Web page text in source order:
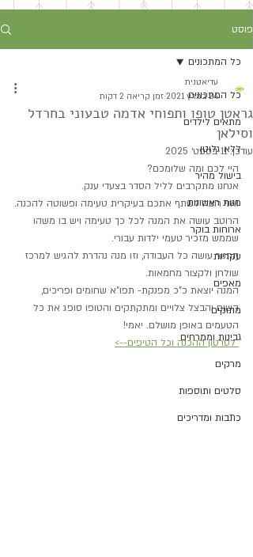
פוסט
כל המתכונים
מתאים לילדים
ללא גלוטן
בישול מהיר
מנות ראשונות
ארוחות בוקר
עקריות
מאפים
מתוקים
גבינות וממרחים
מרקים
סלטים ותוספות
כתבות ומדריכים
כל המתכונים
גראטן טופו ותפוחי אדמה טבעוני בחרדל
וסילאן
עדיאטנית
24 במרץ 2021
זמן קריאה 2 דקות
עודכן:11 בספט׳ 2025
היי לכם ומה שלומכם?
אנחנו מתקרבים לליל הסדר בצעדי ענק.
ואני רוצה לשתף אתכם בעיקרית טעימה ופשוטה להכנה.
הרוטב עושה את המנה לכל כך טעימה ויש בו משהו
שממש מזכיר טעמי ילדות עבורי.
התנור עושה כל העבודה, וזו מנה נהדרת להגיש למרכז
שולחן ולקצור מחמאות.
המנה יוצאת כ"כ מפנקת- תפו"א שחומים ופריכים,
השום והבצל צלויים ומתקתקים והטופו סופג את כל
הטעמים באופן מושלם. יאמי!
לסרטון ההכנה וכל הטיפים-->